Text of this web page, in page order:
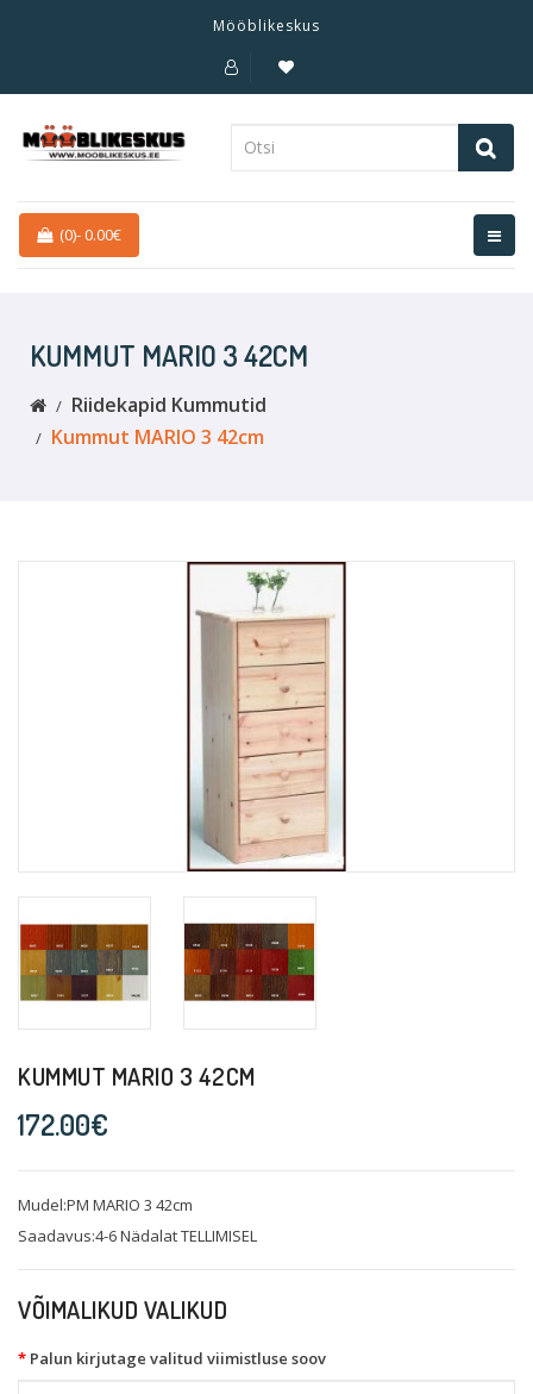
Mööblikeskus
(0)-0.00€
KUMMUT MARIO 3 42CM
Riidekapid Kummutid
Kummut MARIO 3 42cm
KUMMUT MARIO 3 42CM
172.00€
Mudel:PM MARIO 3 42cm
Saadavus:4-6 Nädalat TELLIMISEL
VÕIMALIKUD VALIKUD
Palun kirjutage valitud viimistluse soov